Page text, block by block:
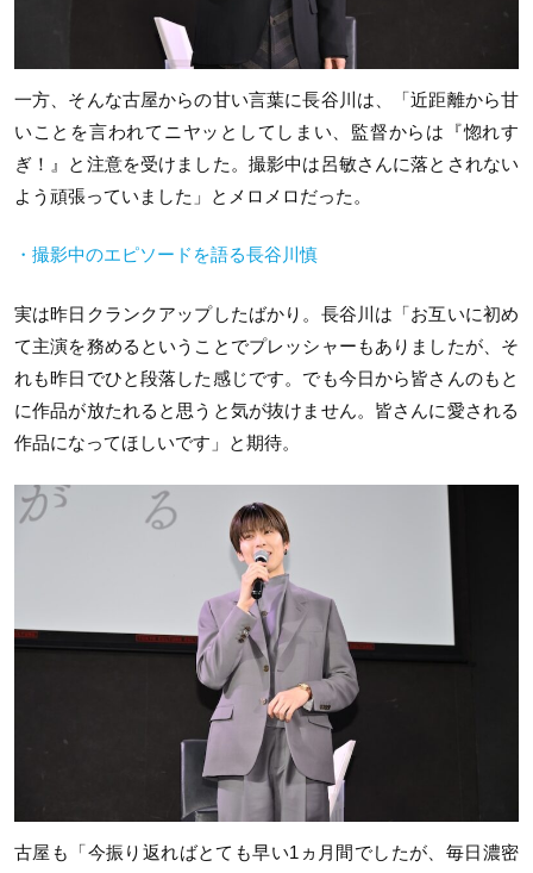
一方、そんな古屋からの甘い言葉に長谷川は、「近距離から甘
いことを言われてニヤッとしてしまい、監督からは『惚れす
ぎ！』と注意を受けました。撮影中は呂敏さんに落とされない
よう頑張っていました」とメロメロだった。
・撮影中のエピソードを語る長谷川慎
実は昨日クランクアップしたばかり。長谷川は「お互いに初め
て主演を務めるということでプレッシャーもありましたが、そ
れも昨日でひと段落した感じです。でも今日から皆さんのもと
に作品が放たれると思うと気が抜けません。皆さんに愛される
作品になってほしいです」と期待。
古屋も「今振り返ればとても早い1ヵ月間でしたが、毎日濃密